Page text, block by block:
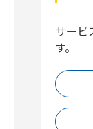
サービ
す。